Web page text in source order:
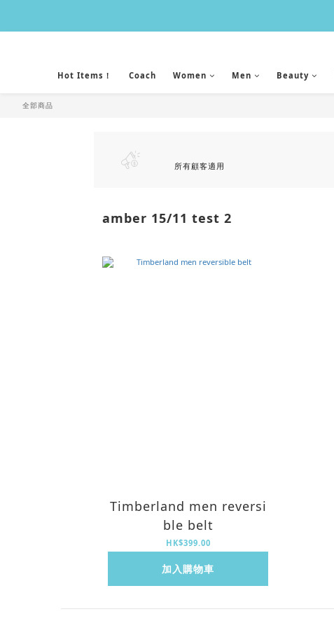
Hot Items！ Coach Women Men Beauty
全部商品
所有顧客適用
amber 15/11 test 2
Timberland men reversi
ble belt
HK$399.00
加入購物車